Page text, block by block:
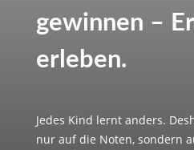
gewinnen –
erleben.
Jedes Kind lernt anders.
nur auf die Noten, sondern